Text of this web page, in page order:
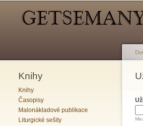
Knihy
Knihy
Časopisy
Malonákladové publikace
Liturgické sešity